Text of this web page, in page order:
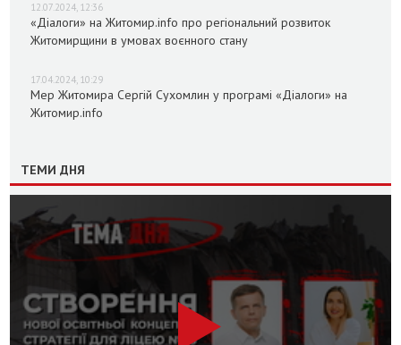
12.07.2024, 12:36
«Діалоги» на Житомир.info про регіональний розвиток
Житомирщини в умовах воєнного стану
17.04.2024, 10:29
Мер Житомира Сергій Сухомлин у програмі «Діалоги» на
Житомир.info
ТЕМИ ДНЯ